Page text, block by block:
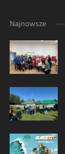
Najnowsze